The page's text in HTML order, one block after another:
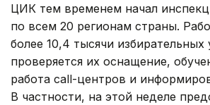
ЦИК тем временем начал
по всем 20 регионам страны.
более 10,4 тысячи
проверяется их оснащение,
работа call-центров и
В частности, на этой неделе